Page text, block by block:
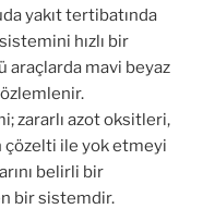
yakıt tertibatında
hızlı bir
araçlarda mavi beyaz
zararlı azot oksitleri,
çözelti ile yok etmeyi
belirli bir
bir sistemdir.